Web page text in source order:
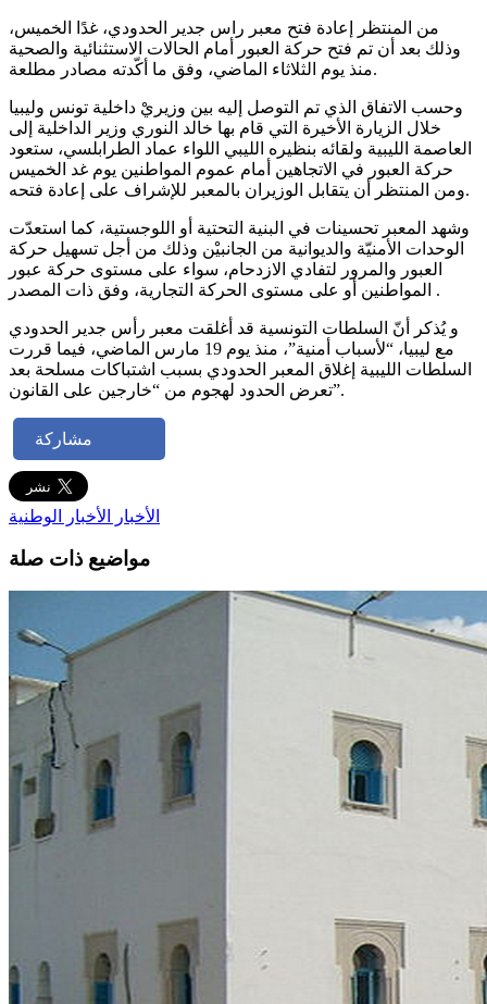
من المنتظر إعادة فتح معبر راس جدير الحدودي، غدًا الخميس،
وذلك بعد أن تم فتح حركة العبور أمام الحالات الاستثنائية والصحية
منذ يوم الثلاثاء الماضي، وفق ما أكّدته مصادر مطلعة.
وحسب الاتفاق الذي تم التوصل إليه بين وزيريْ داخلية تونس وليبيا
خلال الزيارة الأخيرة التي قام بها خالد النوري وزير الداخلية إلى
العاصمة الليبية ولقائه بنظيره الليبي اللواء عماد الطرابلسي، ستعود
حركة العبور في الاتجاهين أمام عموم المواطنين يوم غد الخميس
ومن المنتظر أن يتقابل الوزيران بالمعبر للإشراف على إعادة فتحه.
وشهد المعبر تحسينات في البنية التحتية أو اللوجستية، كما استعدّت
الوحدات الأمنيّة والديوانية من الجانبيْن وذلك من أجل تسهيل حركة
العبور والمرور لتفادي الازدحام، سواء على مستوى حركة عبور
المواطنين أو على مستوى الحركة التجارية، وفق ذات المصدر .
و يُذكر أنّ السلطات التونسية قد أغلقت معبر رأس جدير الحدودي
مع ليبيا، “لأسباب أمنية”، منذ يوم 19 مارس الماضي، فيما قررت
السلطات الليبية إغلاق المعبر الحدودي بسبب اشتباكات مسلحة بعد
تعرض الحدود لهجوم من “خارجين على القانون”.
مشاركة
الأخبار الأخبار الوطنية
مواضيع ذات صلة